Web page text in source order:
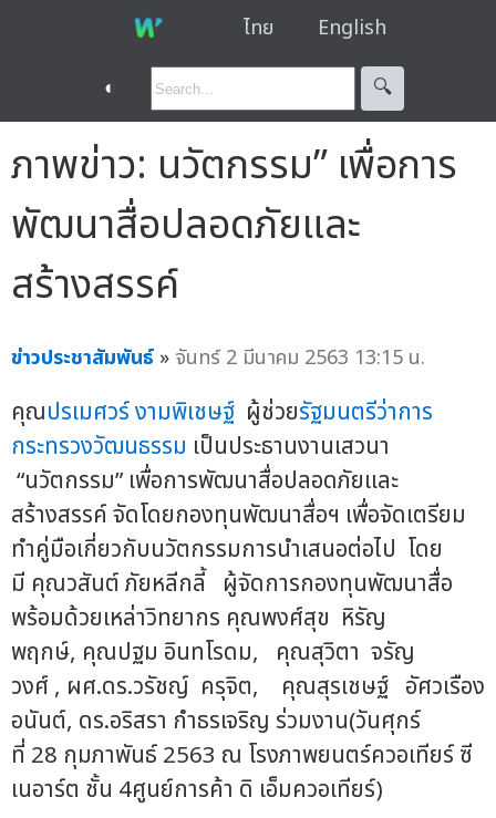
ไทย English
◐ 🔍︎
ภาพข่าว: นวัตกรรม” เพื่อการ
พัฒนาสื่อปลอดภัยและ
สร้างสรรค์
ข่าวประชาสัมพันธ์ » จันทร์ 2 มีนาคม 2563 13:15 น.
คุณปรเมศวร์ งามพิเชษฐ์ ผู้ช่วยรัฐมนตรีว่าการ
กระทรวงวัฒนธรรม เป็นประธานงานเสวนา
“นวัตกรรม” เพื่อการพัฒนาสื่อปลอดภัยและ
สร้างสรรค์ จัดโดยกองทุนพัฒนาสื่อฯ เพื่อจัดเตรียม
ทำคู่มือเกี่ยวกับนวัตกรรมการนำเสนอต่อไป โดย
มี คุณวสันต์ ภัยหลีกลี้ ผู้จัดการกองทุนพัฒนาสื่อ
พร้อมด้วยเหล่าวิทยากร คุณพงศ์สุข หิรัญ
พฤกษ์, คุณปฐม อินทโรดม, คุณสุวิตา จรัญ
วงศ์ , ผศ.ดร.วรัชญ์ ครุจิต, คุณสุรเชษฐ์ อัศวเรือง
อนันต์, ดร.อริสรา กำธรเจริญ ร่วมงาน(วันศุกร์
ที่ 28 กุมภาพันธ์ 2563 ณ โรงภาพยนตร์ควอเทียร์ ซี
เนอาร์ต ชั้น 4ศูนย์การค้า ดิ เอ็มควอเทียร์)